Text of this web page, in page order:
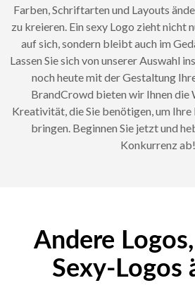
Farben, Schriftarten und Layouts
zu kreieren. Ein sexy Logo zieht nicht
auf sich, sondern bleibt auch im
Lassen Sie sich von unserer Auswahl
noch heute mit der Gestaltung
BrandCrowd bieten wir Ihnen die
Kreativität, die Sie benötigen, um
bringen. Beginnen Sie jetzt und
Konkurrenz ab!
Andere
Sexy-Logos